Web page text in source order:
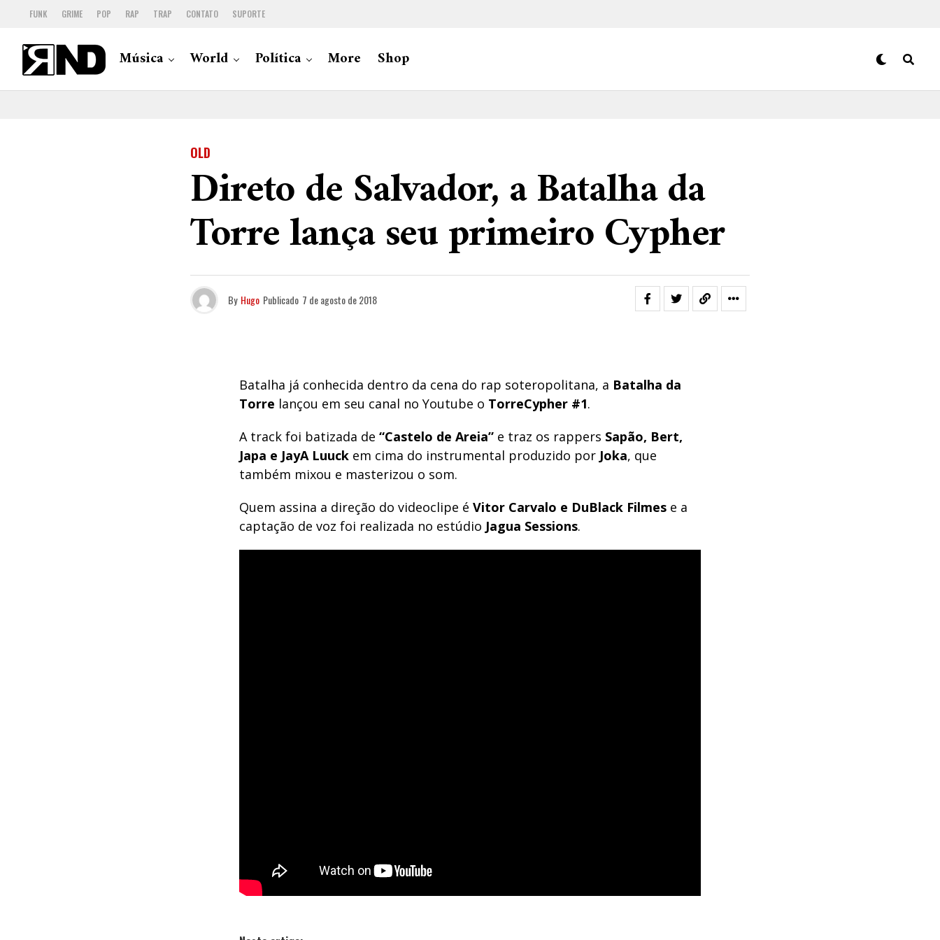
FUNK GRIME POP RAP TRAP CONTATO SUPORTE
Música World Política More Shop
OLD
Direto de Salvador, a Batalha da
Torre lança seu primeiro Cypher
By Hugo Publicado 7 de agosto de 2018
Batalha já conhecida dentro da cena do rap soteropolitana, a Batalha da
Torre lançou em seu canal no Youtube o TorreCypher #1.
A track foi batizada de “Castelo de Areia” e traz os rappers Sapão, Bert,
Japa e JayA Luuck em cima do instrumental produzido por Joka, que
também mixou e masterizou o som.
Quem assina a direção do videoclipe é Vitor Carvalo e DuBlack Filmes e a
captação de voz foi realizada no estúdio Jagua Sessions.